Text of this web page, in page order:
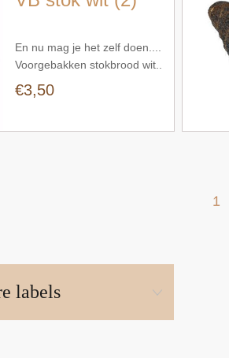
En nu mag je het zelf doen....
Voorgebakken stokbrood wit..
2 stuks vers op tafel.
€3,50
1
labels